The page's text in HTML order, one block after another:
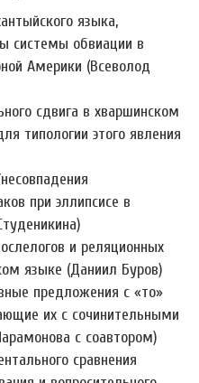
языка,
системы обвиации в
Америки (Всеволод
сдвига в хваршинском
типологии этого явления
при эллипсисе в
и реляционных
языке (Даниил Буров)
предложения с «то»
их с сочинительными
с соавтором)
сравнения